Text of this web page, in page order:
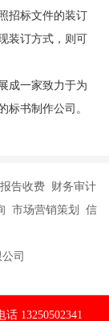
招标文件的装订
装订方式，则可
成一家致力于为
标书制作公司。
告收费 财务审计
市场营销策划 信
司
话 13250502341